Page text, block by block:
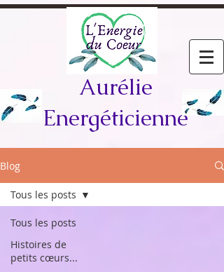
Aurélie
Energéticienne
Blog
Tous les posts
Histoires de
petits cœurs...
Tous les posts